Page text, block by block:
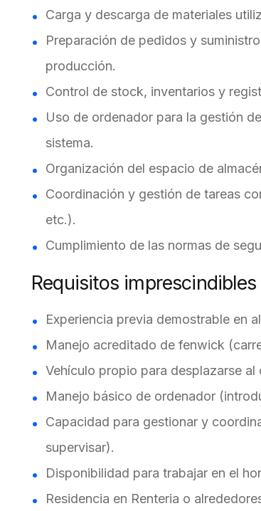
Carga y descarga de materiales
Preparación de pedidos y
producción.
Control de stock, inventarios y
Uso de ordenador para la gestión
sistema.
Organización del espacio de
Coordinación y gestión de tareas
etc.).
Cumplimiento de las normas de
Requisitos imprescindibles
Experiencia previa demostrable en
Manejo acreditado de fenwick
Vehículo propio para desplazarse al
Manejo básico de ordenador
Capacidad para gestionar y
supervisar).
Disponibilidad para trabajar en el
Residencia en Renteria o